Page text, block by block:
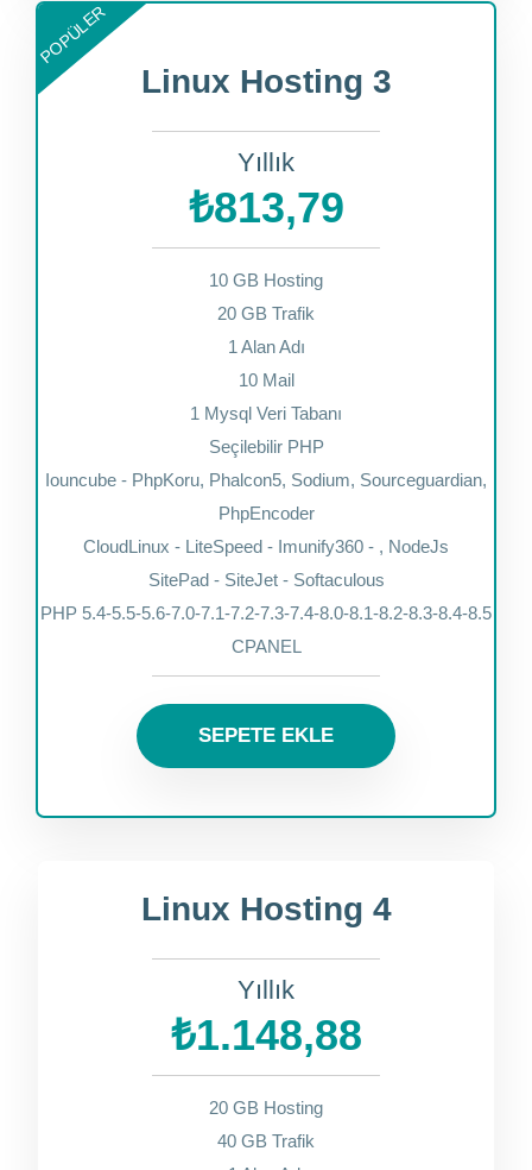
POPÜLER
Linux Hosting 3
Yıllık
₺813,79
10 GB Hosting
20 GB Trafik
1 Alan Adı
10 Mail
1 Mysql Veri Tabanı
Seçilebilir PHP
Iouncube - PhpKoru, Phalcon5, Sodium, Sourceguardian,
PhpEncoder
CloudLinux - LiteSpeed - Imunify360 - , NodeJs
SitePad - SiteJet - Softaculous
PHP 5.4-5.5-5.6-7.0-7.1-7.2-7.3-7.4-8.0-8.1-8.2-8.3-8.4-8.5
CPANEL
SEPETE EKLE
Linux Hosting 4
Yıllık
₺1.148,88
20 GB Hosting
40 GB Trafik